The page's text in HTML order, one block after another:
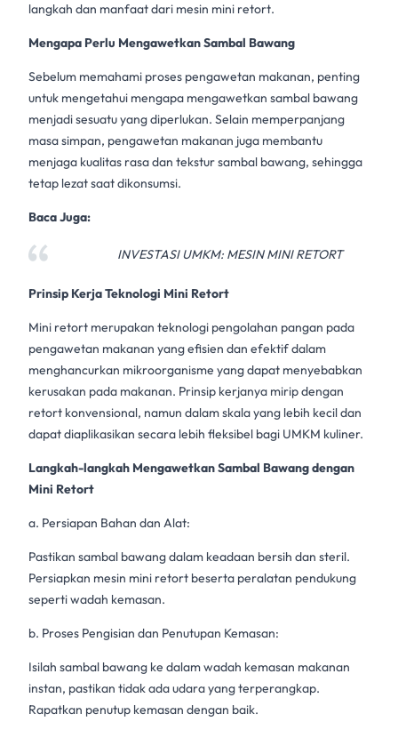
langkah dan manfaat dari mesin mini retort.
Mengapa Perlu Mengawetkan Sambal Bawang
Sebelum memahami proses pengawetan makanan, penting
untuk mengetahui mengapa mengawetkan sambal bawang
menjadi sesuatu yang diperlukan. Selain memperpanjang
masa simpan, pengawetan makanan juga membantu
menjaga kualitas rasa dan tekstur sambal bawang, sehingga
tetap lezat saat dikonsumsi.
Baca Juga:
INVESTASI UMKM: MESIN MINI RETORT
Prinsip Kerja Teknologi Mini Retort
Mini retort merupakan teknologi pengolahan pangan pada
pengawetan makanan yang efisien dan efektif dalam
menghancurkan mikroorganisme yang dapat menyebabkan
kerusakan pada makanan. Prinsip kerjanya mirip dengan
retort konvensional, namun dalam skala yang lebih kecil dan
dapat diaplikasikan secara lebih fleksibel bagi UMKM kuliner.
Langkah-langkah Mengawetkan Sambal Bawang dengan
Mini Retort
a. Persiapan Bahan dan Alat:
Pastikan sambal bawangdalam keadaan bersih dan steril.
Persiapkan mesin mini retort beserta peralatan pendukung
seperti wadah kemasan.
b. Proses Pengisian dan Penutupan Kemasan:
Isilah sambal bawang ke dalam wadah kemasan makanan
instan, pastikan tidak ada udara yang terperangkap.
Rapatkan penutup kemasan dengan baik.